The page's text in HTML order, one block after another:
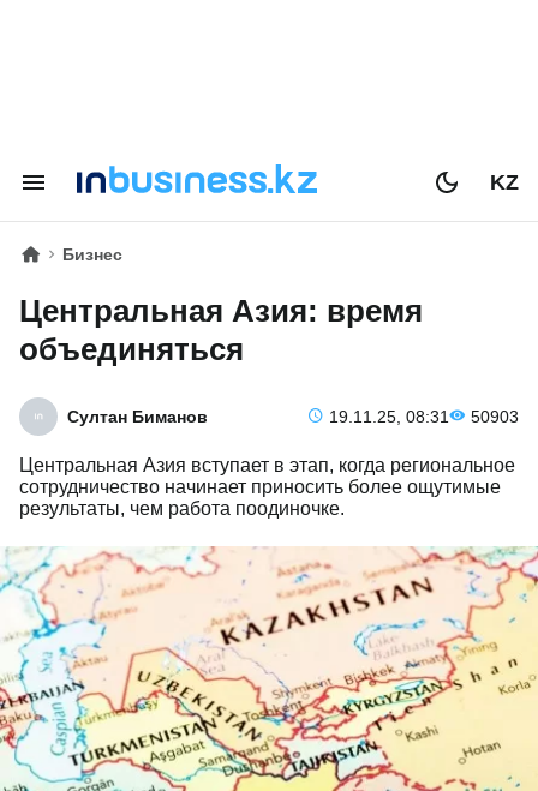
KZ
Бизнес
Центральная Азия: время
объединяться
Султан Биманов 19.11.25, 08:31 50903
Центральная Азия вступает в этап, когда региональное
сотрудничество начинает приносить более ощутимые
результаты, чем работа поодиночке.